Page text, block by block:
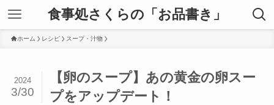
食事処さくらの「お品書き」
ホーム レシピ スープ・汁物
【卵のスープ】あの黄金の卵スー
プをアップデート！
2024
3/30